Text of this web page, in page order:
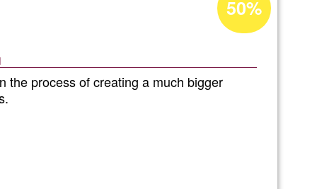
the process of creating a much bigger
de
da
Ğ1
50%